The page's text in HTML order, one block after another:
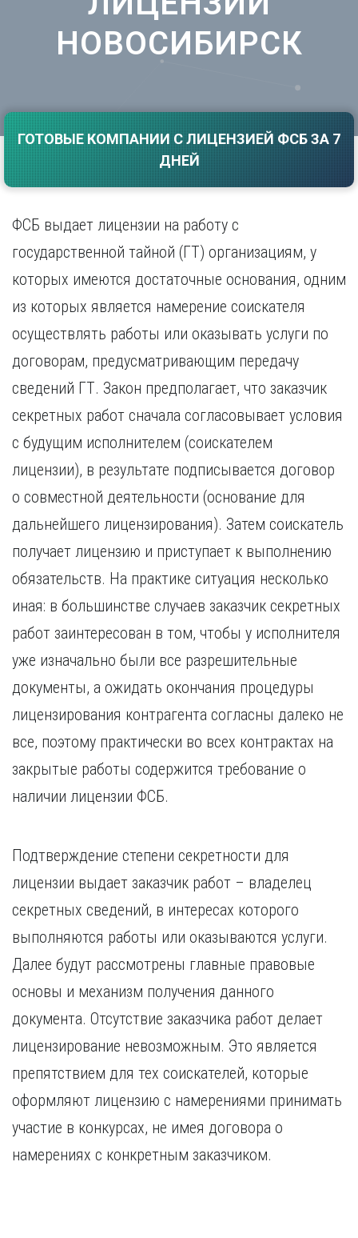
Волгоград
Воронеж
И
Иваново
Ижевск
Иркутск
Казань
Калининград
Кемерово
Киров
Краснодар
Красноярск
Курган
Курск
Л
Липецк
М
Магнитогорск
Махачкала
Мурманск
Н
Набережные Челны
Нижний Новгород
Новокузнецк
Новосибирск
Саратов
Севастополь
Симферополь
Ставрополь
Т
Томск
Тюмень
У
Улан-Удэ
Ульяновск
Хабаровск
Чебоксары
Челябинск
Череповец
Ярославль
НОВОСИБИРСК
ГОТОВЫЕ КОМПАНИИ С ЛИЦЕНЗИЕЙ ФСБ ЗА 7
ДНЕЙ
ФСБ выдает лицензии на работу с
государственной тайной (ГТ) организациям, у
которых имеются достаточные основания, одним
из которых является намерение соискателя
осуществлять работы или оказывать услуги по
договорам, предусматривающим передачу
сведений ГТ. Закон предполагает, что заказчик
секретных работ сначала согласовывает условия
с будущим исполнителем (соискателем
лицензии), в результате подписывается договор
о совместной деятельности (основание для
дальнейшего лицензирования). Затем соискатель
получает лицензию и приступает к выполнению
обязательств. На практике ситуация несколько
иная: в большинстве случаев заказчик секретных
работ заинтересован в том, чтобы у исполнителя
уже изначально были все разрешительные
документы, а ожидать окончания процедуры
лицензирования контрагента согласны далеко не
все, поэтому практически во всех контрактах на
закрытые работы содержится требование о
наличии лицензии ФСБ.
Подтверждение степени секретности для
лицензии выдает заказчик работ – владелец
секретных сведений, в интересах которого
выполняются работы или оказываются услуги.
Далее будут рассмотрены главные правовые
основы и механизм получения данного
документа. Отсутствие заказчика работ делает
лицензирование невозможным. Это является
препятствием для тех соискателей, которые
оформляют лицензию с намерениями принимать
участие в конкурсах, не имея договора о
намерениях с конкретным заказчиком.